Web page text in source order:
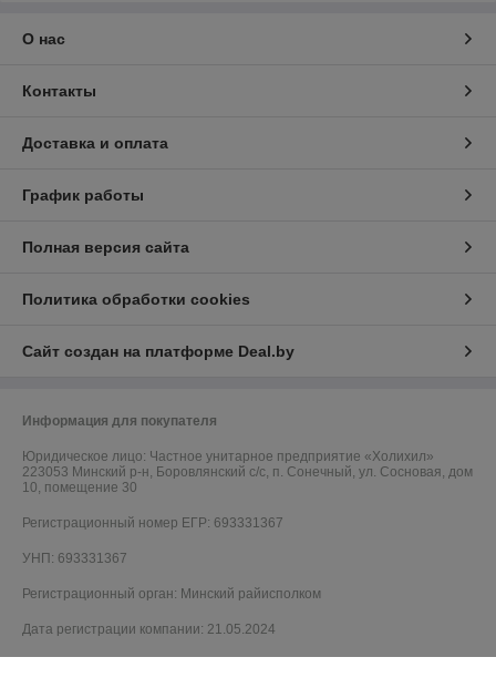
О нас
Контакты
Доставка и оплата
График работы
Полная версия сайта
Политика обработки cookies
Сайт создан на платформе Deal.by
Информация для покупателя
Юридическое лицо: Частное унитарное предприятие «Холихил»
223053 Минский р-н, Боровлянский с/с, п. Сонечный, ул. Сосновая, дом
10, помещение 30
Регистрационный номер ЕГР: 693331367
УНП: 693331367
Регистрационный орган: Минский райисполком
Дата регистрации компании: 21.05.2024